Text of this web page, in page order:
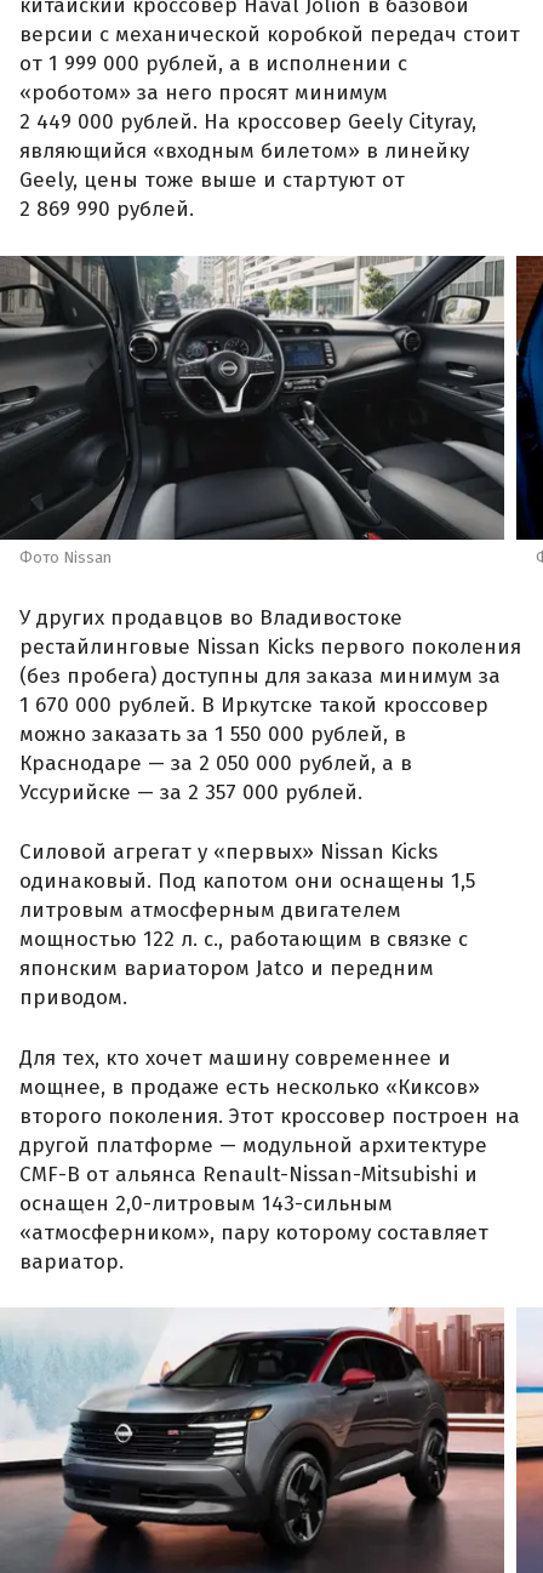
китайский кроссовер Haval Jolion в базовой
версии с механической коробкой передач стоит
от 1 999 000 рублей, а в исполнении с
«роботом» за него просят минимум
2 449 000 рублей. На кроссовер Geely Cityray,
являющийся «входным билетом» в линейку
Geely, цены тоже выше и стартуют от
2 869 990 рублей.
Фото Nissan
У других продавцов во Владивостоке
рестайлинговые Nissan Kicks первого поколения
(без пробега) доступны для заказа минимум за
1 670 000 рублей. В Иркутске такой кроссовер
можно заказать за 1 550 000 рублей, в
Краснодаре — за 2 050 000 рублей, а в
Уссурийске — за 2 357 000 рублей.
Силовой агрегат у «первых» Nissan Kicks
одинаковый. Под капотом они оснащены 1,5
литровым атмосферным двигателем
мощностью 122 л. с., работающим в связке с
японским вариатором Jatco и передним
приводом.
Для тех, кто хочет машину современнее и
мощнее, в продаже есть несколько «Киксов»
второго поколения. Этот кроссовер построен на
другой платформе — модульной архитектуре
CMF-B от альянса Renault-Nissan-Mitsubishi и
оснащен 2,0-литровым 143-сильным
«атмосферником», пару которому составляет
вариатор.